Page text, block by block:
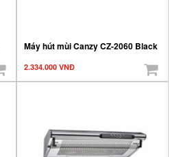
Máy hút mùi Canzy CZ-2060 Black
2.334.000 VNĐ